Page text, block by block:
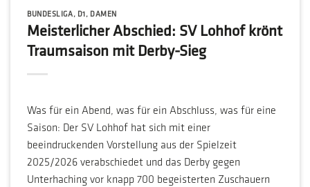
BUNDESLIGA, D1 , DAMEN
Meisterlicher Abschied: SV Lohhof krönt
Traumsaison mit Derby-Sieg
Was für ein Abend, was für ein Abschluss, was für eine
Saison: Der SV Lohhof hat sich mit einer
beeindruckenden Vorstellung aus der Spielzeit
2025/2026 verabschiedet und das Derby gegen
Unterhaching vor knapp 700 begeisterten Zuschauern